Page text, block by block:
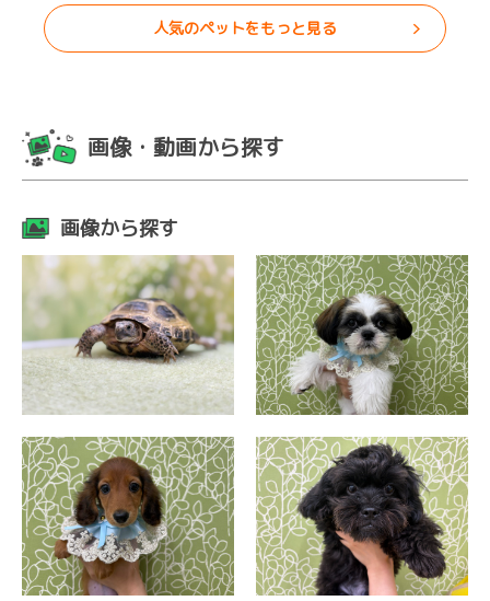
人気のペットをもっと見る
画像・動画から探す
画像から探す